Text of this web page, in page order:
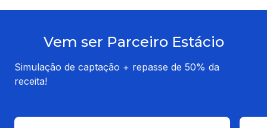
Vem ser Parceiro Estácio
Simulação de captação + repasse de 50% da
receita!